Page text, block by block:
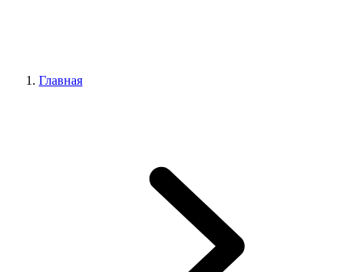
Главная